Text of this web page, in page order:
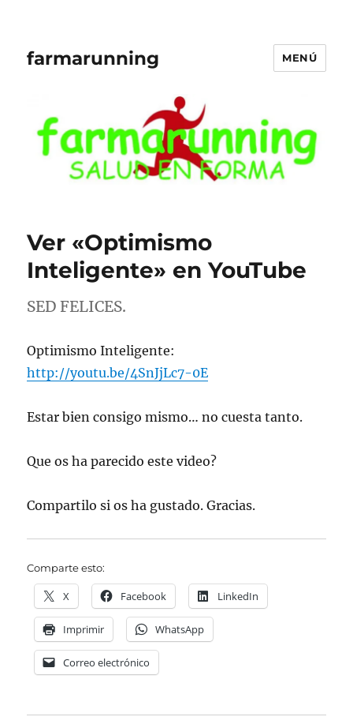
farmarunning MENÚ
Ver «Optimismo
Inteligente» en YouTube
SED FELICES.
Optimismo Inteligente:
http://youtu.be/4SnJjLc7-0E
Estar bien consigo mismo… no cuesta tanto.
Que os ha parecido este video?
Compartilo si os ha gustado. Gracias.
Comparte esto:
X Facebook LinkedIn
Imprimir WhatsApp
Correo electrónico